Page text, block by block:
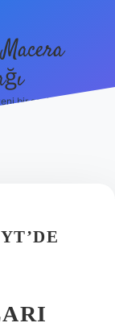
bir şeyler öğren!